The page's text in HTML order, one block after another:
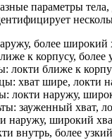
параметры
более широкий
к корпусу, более
ближе к
хват шире, локти
локти наружу,
зауженный хват,
наружу, широкий
внутрь, более